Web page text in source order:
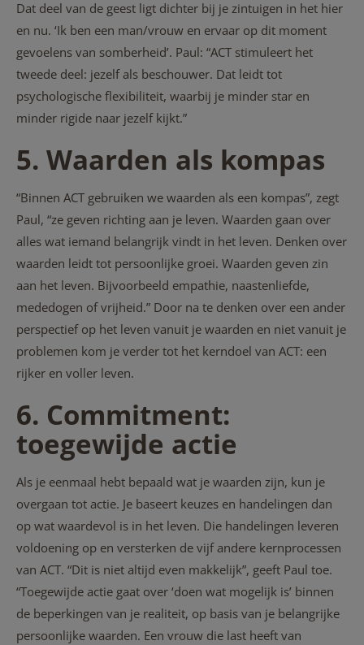
Dat deel van de geest ligt dichter bij je zintuigen in het hier
en nu. ‘Ik ben een man/vrouw en ervaar op dit moment
gevoelens van somberheid’. Paul: “ACT stimuleert het
tweede deel: jezelf als beschouwer. Dat leidt tot
psychologische flexibiliteit, waarbij je minder star en
minder rigide naar jezelf kijkt.”
5. Waarden als kompas
“Binnen ACT gebruiken we waarden als een kompas”, zegt
Paul, “ze geven richting aan je leven. Waarden gaan over
alles wat iemand belangrijk vindt in het leven. Denken over
waarden leidt tot persoonlijke groei. Waarden geven zin
aan het leven. Bijvoorbeeld empathie, naastenliefde,
mededogen of vrijheid.” Door na te denken over een ander
perspectief op het leven vanuit je waarden en niet vanuit je
problemen kom je verder tot het kerndoel van ACT: een
rijker en voller leven.
6. Commitment:
toegewijde actie
Als je eenmaal hebt bepaald wat je waarden zijn, kun je
overgaan tot actie. Je baseert keuzes en handelingen dan
op wat waardevol is in het leven. Die handelingen leveren
voldoening op en versterken de vijf andere kernprocessen
van ACT. “Dit is niet altijd even makkelijk”, geeft Paul toe.
“Toegewijde actie gaat over ‘doen wat mogelijk is’ binnen
de beperkingen van je realiteit, op basis van je belangrijke
persoonlijke waarden. Een vrouw die last heeft van